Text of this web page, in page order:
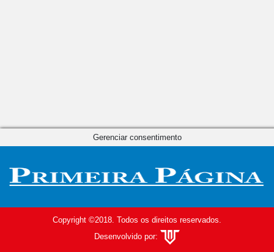
Copyright ©2018. Todos os direitos reservados.
Desenvolvido por:
Gerenciar consentimento